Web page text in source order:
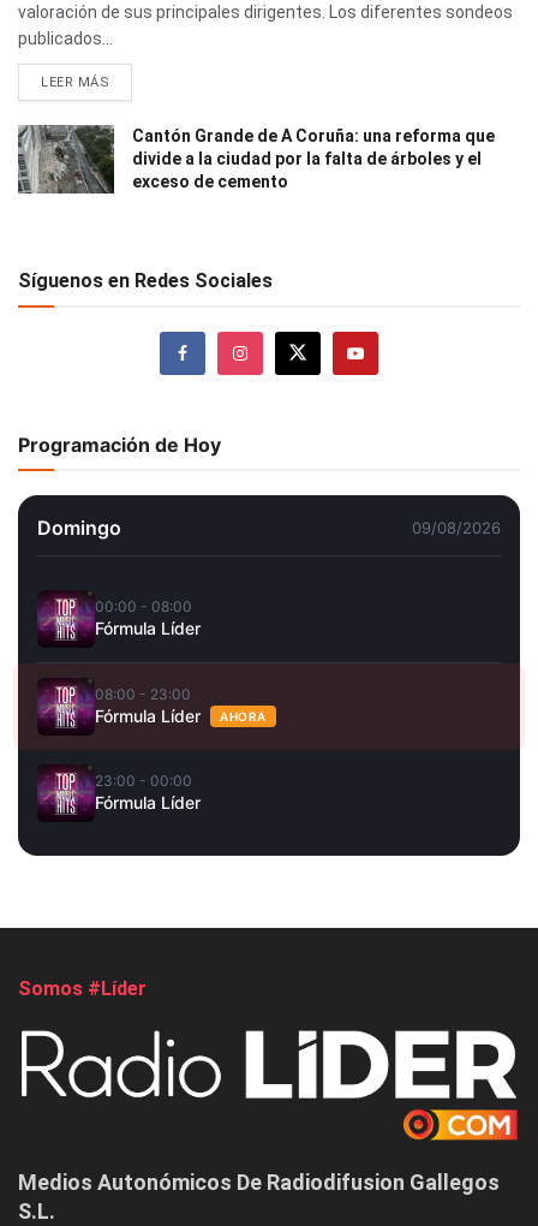
valoración de sus principales dirigentes. Los diferentes sondeos
publicados...
LEER MÁS
Cantón Grande de A Coruña: una reforma que
divide a la ciudad por la falta de árboles y el
exceso de cemento
Síguenos en Redes Sociales
Programación de Hoy
Domingo 09/08/2026
00:00 - 08:00
Fórmula Líder
08:00 - 23:00
Fórmula Líder AHORA
23:00 - 00:00
Fórmula Líder
Somos #Líder
Medios Autonómicos De Radiodifusion Gallegos
S.L.